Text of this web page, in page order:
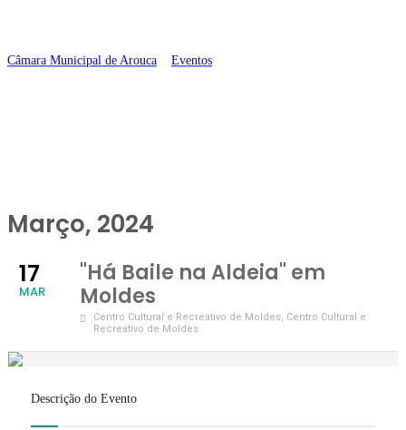
Câmara Municipal de Arouca Eventos
Março, 2024
17
MAR
"Há Baile na Aldeia" em
Moldes
Centro Cultural e Recreativo de Moldes, Centro Cultural e
Recreativo de Moldes
Descrição do Evento